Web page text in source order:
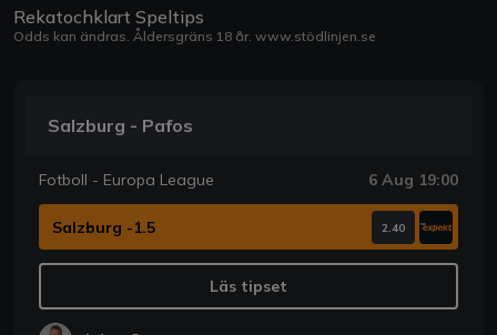
Rekatochklart Speltips
Odds kan ändras. Åldersgräns 18 år. www.stödlinjen.se
Salzburg - Pafos
Fotboll - Europa League 6 Aug 19:00
Salzburg -1.5 2.40
Läs tipset